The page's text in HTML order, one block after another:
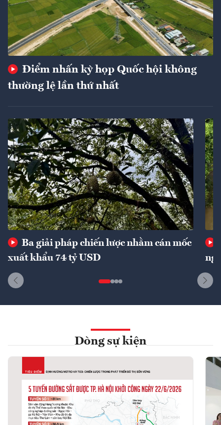
Điểm nhấn kỳ họp Quốc hội không
thường lệ lần thứ nhất
Ba giải pháp chiến lược nhằm cán mốc
xuất khẩu 74 tỷ USD
Dòng sự kiện